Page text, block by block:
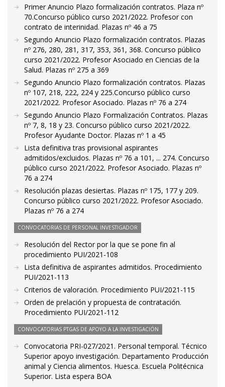
Primer Anuncio Plazo formalización contratos. Plaza nº
70.Concurso público curso 2021/2022. Profesor con
contrato de interinidad. Plazas nº 46 a 75
Segundo Anuncio Plazo formalización contratos. Plazas
nº 276, 280, 281, 317, 353, 361, 368. Concurso público
curso 2021/2022. Profesor Asociado en Ciencias de la
Salud. Plazas nº 275 a 369
Segundo Anuncio Plazo formalización contratos. Plazas
nº 107, 218, 222, 224 y 225.Concurso público curso
2021/2022. Profesor Asociado. Plazas nº 76 a 274
Segundo Anuncio Plazo Formalización Contratos. Plazas
nº 7, 8, 18 y 23. Concurso público curso 2021/2022.
Profesor Ayudante Doctor. Plazas nº 1 a 45
Lista definitiva tras provisional aspirantes
admitidos/excluidos. Plazas nº 76 a 101, ... 274. Concurso
público curso 2021/2022. Profesor Asociado. Plazas nº
76 a 274
Resolución plazas desiertas. Plazas nº 175, 177 y 209.
Concurso público curso 2021/2022. Profesor Asociado.
Plazas nº 76 a 274
CONVOCATORIAS DE PERSONAL INVESTIGADOR
Resolución del Rector por la que se pone fin al
procedimiento PUI/2021-108
Lista definitiva de aspirantes admitidos. Procedimiento
PUI/2021-113
Criterios de valoración. Procedimiento PUI/2021-115
Orden de prelación y propuesta de contratación.
Procedimiento PUI/2021-112
CONVOCATORIAS PTGAS DE APOYO A LA INVESTIGACIÓN
Convocatoria PRI-027/2021. Personal temporal. Técnico
Superior apoyo investigación. Departamento Producción
animal y Ciencia alimentos. Huesca. Escuela Politécnica
Superior. Lista espera BOA